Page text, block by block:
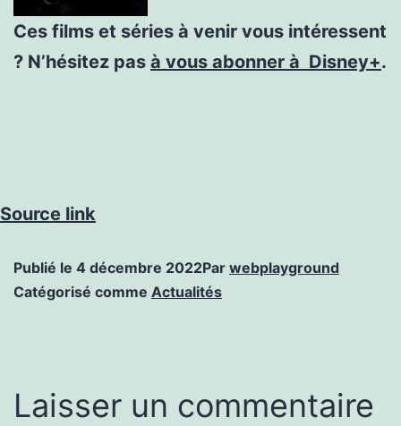
Ces films et séries à venir vous intéressent
? N’hésitez pas à vous abonner à Disney+.
Source link
Publié le 4 décembre 2022Par webplayground
Catégorisé comme Actualités
Laisser un commentaire